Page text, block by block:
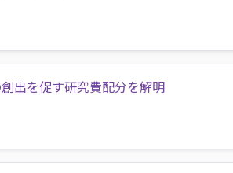
出を促す研究費配分を解明